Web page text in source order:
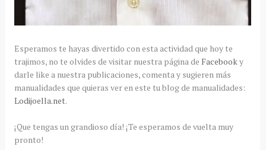
Esperamos te hayas divertido con esta actividad que hoy te
trajimos, no te olvides de visitar nuestra página de Facebooky
darle like a nuestra publicaciones, comenta y sugieren más
manualidades que quieras ver en este tu blog de manualidades:
Lodijoella.net.
¡Que tengas un grandioso día! ¡Te esperamos de vuelta muy
pronto!